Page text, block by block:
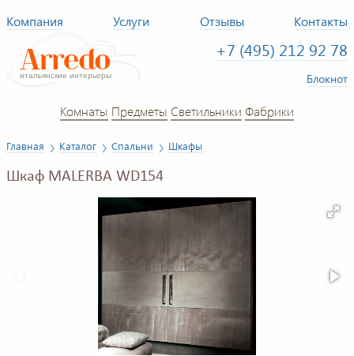
Компания Услуги Отзывы Контакты
+7 (495) 212 92 78
Блокнот
Комнаты Предметы Светильники Фабрики
Главная Каталог Спальни Шкафы
Шкаф MALERBA WD154